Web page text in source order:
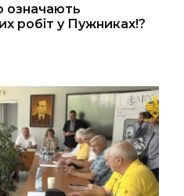
означають
робіт у Пужниках!?